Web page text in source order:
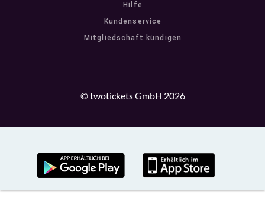
Hilfe
Kundenservice
Mitgliedschaft kündigen
© twotickets GmbH 2026